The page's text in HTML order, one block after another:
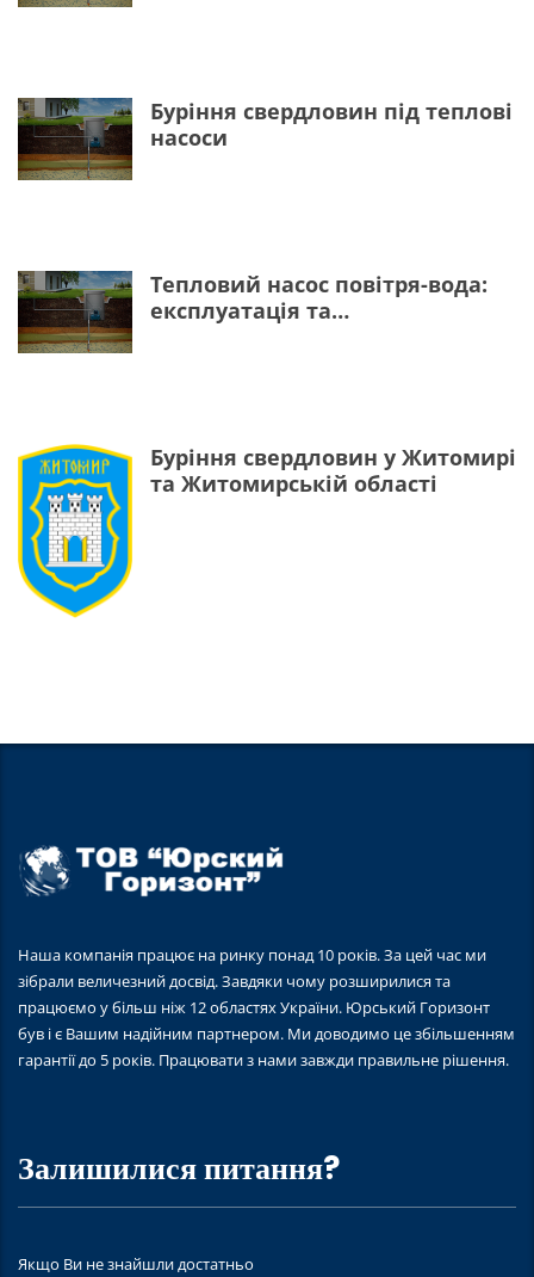
Буріння свердловин під теплові
насоси
Тепловий насос повітря-вода:
експлуатація та
Буріння свердловин у Житомирі
та Житомирській області
Наша компанія працює на ринку понад 10 років. За цей час ми
зібрали величезний досвід. Завдяки чому розширилися та
працюємо у більш ніж 12 областях України. Юрський Горизонт
був і є Вашим надійним партнером. Ми доводимо це збільшенням
гарантії до 5 років. Працювати з нами завжди правильне рішення.
Залишилися питання?
Якщо Ви не знайшли достатньо